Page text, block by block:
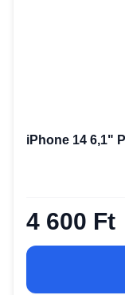
iPhone 14 6,1"
4 600 Ft